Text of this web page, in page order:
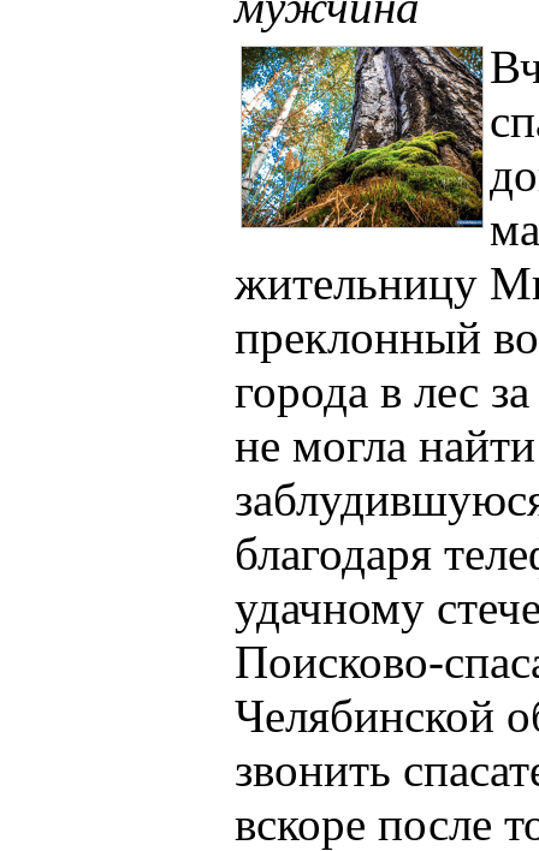
жительницу
преклонный
города в лес
не могла
благодаря
удачному
Поисково-
Челябинской
звонить
вскоре после